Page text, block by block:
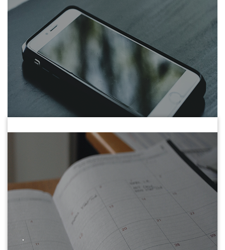
Contactar
Presentació de documents a través de
la Seu electrònica